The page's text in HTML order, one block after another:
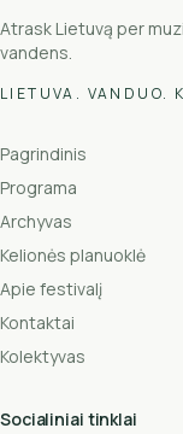
Atrask Lietuvą per
vandens.
LIETUVA. VANDUO.
Pagrindinis
Programa
Archyvas
Kelionės planuoklė
Apie festivalį
Kontaktai
Kolektyvas
Socialiniai tinklai